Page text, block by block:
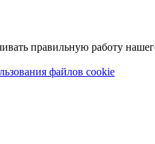
правильную работу
файлов cookie